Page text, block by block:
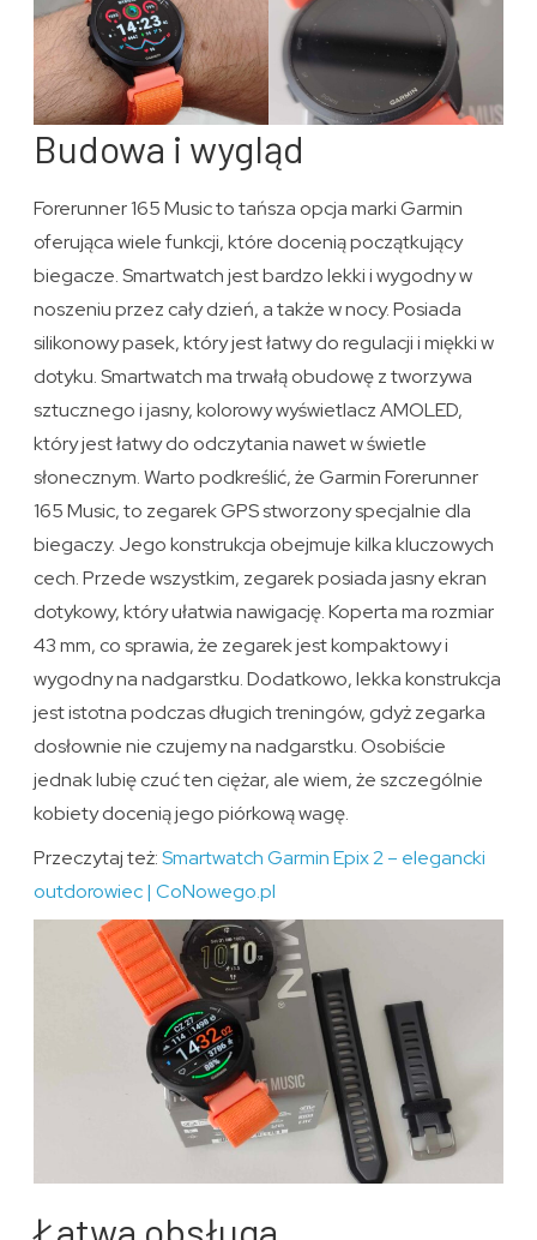
Budowa i wygląd
Forerunner 165 Music to tańsza opcja marki Garmin
oferująca wiele funkcji, które docenią początkujący
biegacze. Smartwatch jest bardzo lekki i wygodny w
noszeniu przez cały dzień, a także w nocy. Posiada
silikonowy pasek, który jest łatwy do regulacji i miękki w
dotyku. Smartwatch ma trwałą obudowę z tworzywa
sztucznego i jasny, kolorowy wyświetlacz AMOLED,
który jest łatwy do odczytania nawet w świetle
słonecznym. Warto podkreślić, że Garmin Forerunner
165 Music, to zegarek GPS stworzony specjalnie dla
biegaczy. Jego konstrukcja obejmuje kilka kluczowych
cech. Przede wszystkim, zegarek posiada jasny ekran
dotykowy, który ułatwia nawigację. Koperta ma rozmiar
43 mm, co sprawia, że zegarek jest kompaktowy i
wygodny na nadgarstku. Dodatkowo, lekka konstrukcja
jest istotna podczas długich treningów, gdyż zegarka
dosłownie nie czujemy na nadgarstku. Osobiście
jednak lubię czuć ten ciężar, ale wiem, że szczególnie
kobiety docenią jego piórkową wagę.
Przeczytaj też:Smartwatch Garmin Epix 2 – elegancki
outdorowiec | CoNowego.pl